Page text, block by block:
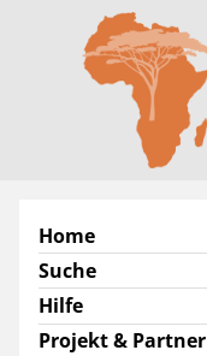
Home
Suche
Hilfe
Projekt & Partner